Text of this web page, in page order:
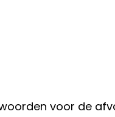
voor de